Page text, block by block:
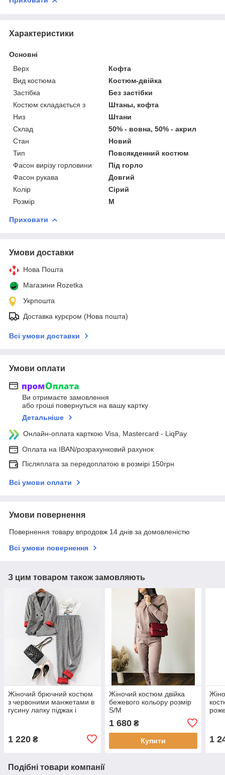
Характеристики
Основні
Верх
Кофта
Вид костюма
Костюм-двійка
Застібка
Без застібки
Костюм складається з
Штаны, кофта
Низ
Штани
Склад
50% - вовна, 50% - акрил
Стан
Новий
Тип
Повсякденний костюм
Фасон вирізу горловини
Під горло
Фасон рукава
Довгий
Колір
Сірий
Розмір
M
Приховати
Умови доставки
Нова Пошта
Магазини Rozetka
Укрпошта
Доставка курєром (Нова пошта)
Всі умови доставки
Умови оплати
Ви отримаєте замовлення
або гроші повернуться на вашу картку
Детальніше
Онлайн-оплата карткою Visa, Mastercard - LiqPay
Оплата на IBAN/розрахунковий рахунок
Післяплата за передоплатою в розмірі 150грн
Всі умови оплати
Умови повернення
Повернення товару впродовж 14 днів за домовленістю
Всі умови повернення
З цим товаром також замовляють
Жіночий брючний костюм
з червоними манжетами в
гусину лапку піджак і
1 220 ₴
Жіночий костюм двійка
бежевого кольору розмір
S/M
1 680₴
Купити 1
Подібні товари компанії